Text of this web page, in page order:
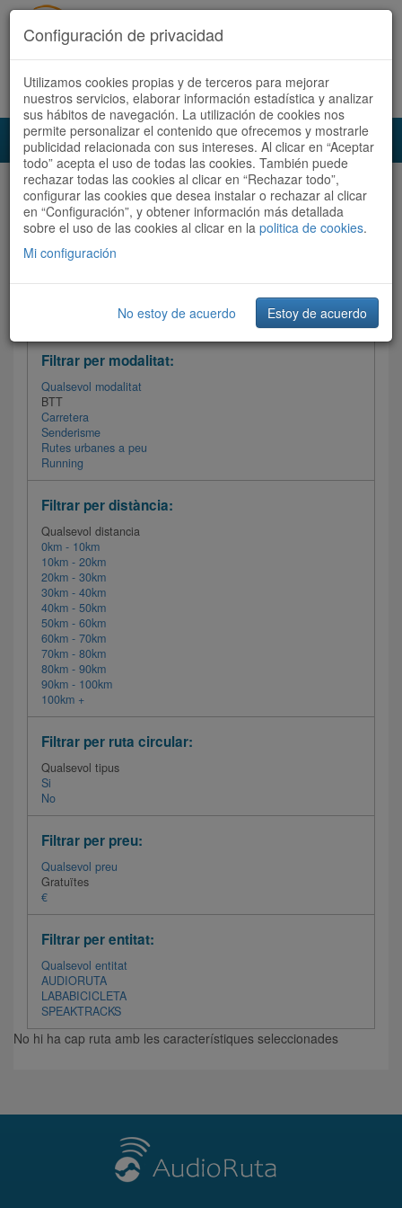
Accedeix Registra't ara Español Català
Audioruta Totes les rutes
Totes les rutes Ordenar per:Més recents/ Dificultat
Filtrar les rutes
Filtrar per modalitat:
Qualsevol modalitat
BTT
Carretera
Senderisme
Rutes urbanes a peu
Running
Filtrar per distància:
Qualsevol distancia
0km - 10km
10km - 20km
20km - 30km
30km - 40km
40km - 50km
50km - 60km
60km - 70km
70km - 80km
80km - 90km
90km - 100km
100km +
Filtrar per ruta circular:
Qualsevol tipus
Si
No
Filtrar per preu:
Qualsevol preu
Gratuïtes
€
Filtrar per entitat:
Qualsevol entitat
AUDIORUTA
LABABICICLETA
SPEAKTRACKS
No hi ha cap ruta amb les característiques seleccionades
Configuración de privacidad
Utilizamos cookies propias y de terceros para mejorar
nuestros servicios, elaborar información estadística y analizar
sus hábitos de navegación. La utilización de cookies nos
permite personalizar el contenido que ofrecemos y mostrarle
publicidad relacionada con sus intereses. Al clicar en “Aceptar
todo” acepta el uso de todas las cookies. También puede
rechazar todas las cookies al clicar en “Rechazar todo”,
configurar las cookies que desea instalar o rechazar al clicar
en “Configuración”, y obtener información más detallada
sobre el uso de las cookies al clicar en la politica de cookies.
Mi configuración
No estoy de acuerdo Estoy de acuerdo